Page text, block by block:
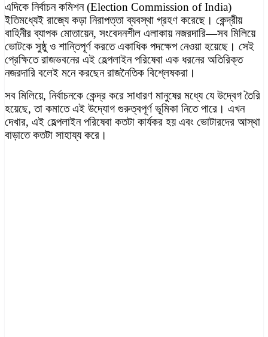
এদিকে নির্বাচন কমিশন (Election Commission of India)
ইতিমধ্যেই রাজ্যে কড়া নিরাপত্তা ব্যবস্থা গ্রহণ করেছে। কেন্দ্রীয়
বাহিনীর ব্যাপক মোতায়েন, সংবেদনশীল এলাকায় নজরদারি—সব মিলিয়ে
ভোটকে সুষ্ঠু ও শান্তিপূর্ণ করতে একাধিক পদক্ষেপ নেওয়া হয়েছে। সেই
প্রেক্ষিতে রাজভবনের এই হেল্পলাইন পরিষেবা এক ধরনের অতিরিক্ত
নজরদারি বলেই মনে করছেন রাজনৈতিক বিশ্লেষকরা।
সব মিলিয়ে, নির্বাচনকে কেন্দ্র করে সাধারণ মানুষের মধ্যে যে উদ্বেগ তৈরি
হয়েছে, তা কমাতে এই উদ্যোগ গুরুত্বপূর্ণ ভূমিকা নিতে পারে। এখন
দেখার, এই হেল্পলাইন পরিষেবা কতটা কার্যকর হয় এবং ভোটারদের আস্থা
বাড়াতে কতটা সাহায্য করে।